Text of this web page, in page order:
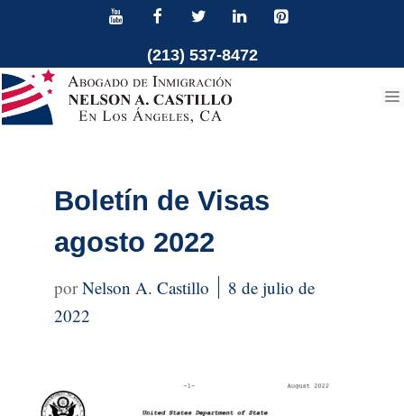
contenido
(213) 537-8472
Boletín de Visas
agosto 2022
Nelson A. Castillo
8 de julio de
2022